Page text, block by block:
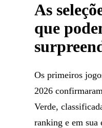
As
que
Os primeiros
2026
Verde,
ranking e em sua